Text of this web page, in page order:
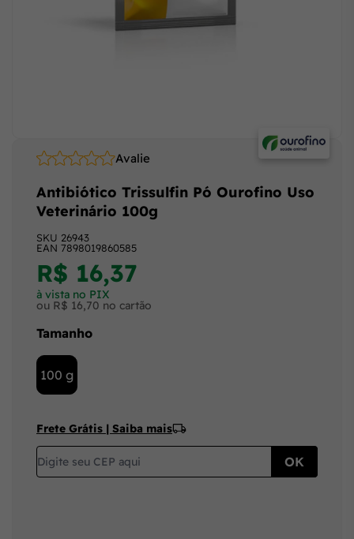
Avalie
SKU 26943
EAN 7898019860585
Antibiótico Trissulfin Pó Ourofino Uso
Veterinário 100g
R$ 16,37
à vista no PIX
ou R$ 16,70 no cartão
Frete Grátis | Saiba mais
Tamanho
100 g